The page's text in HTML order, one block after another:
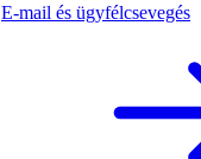
E-mail és ügyfélcsevegés